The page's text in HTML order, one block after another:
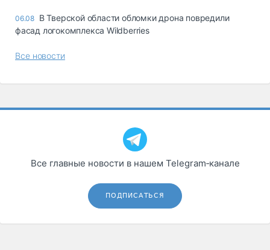
06.08 В Тверской области обломки дрона повредили
фасад логокомплекса Wildberries
Все новости
Все главные новости в нашем Telegram‑канале
ПОДПИСАТЬСЯ